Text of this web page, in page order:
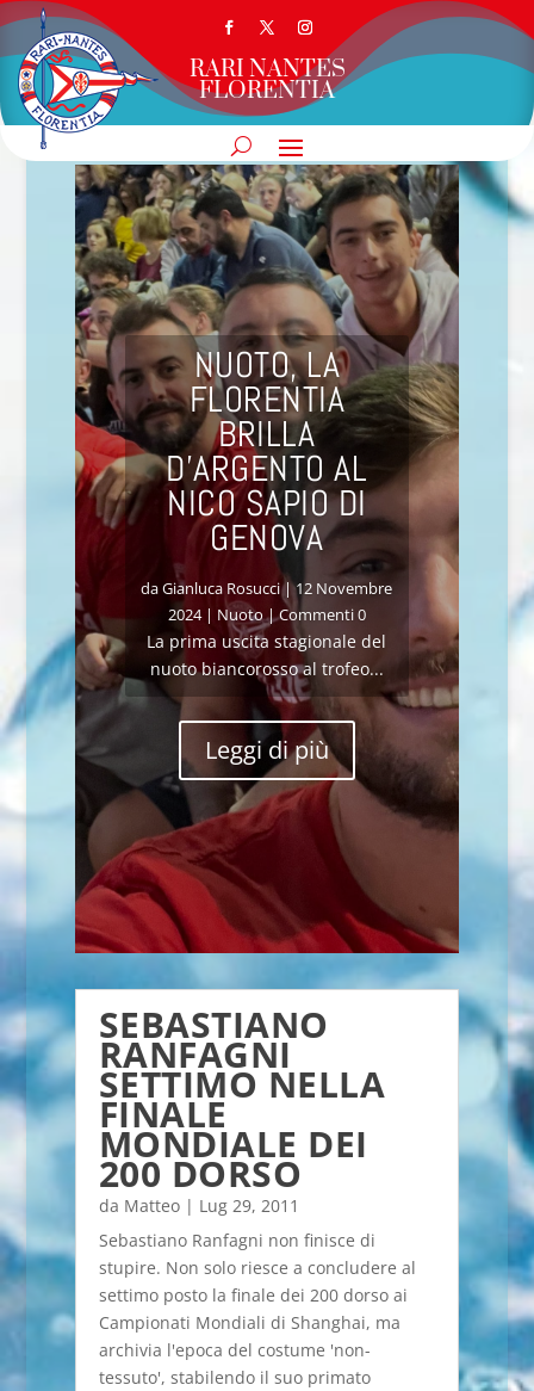
RARI NANTES
FLORENTIA
NUOTO, LA
FLORENTIA
BRILLA
D’ARGENTO AL
NICO SAPIO DI
GENOVA
daGianluca Rosucci|12 Novembre
2024| Nuoto| Commenti 0
La prima uscita stagionale del
nuoto biancorosso al trofeo...
Leggi di più
SEBASTIANO
RANFAGNI
SETTIMO NELLA
FINALE
MONDIALE DEI
200 DORSO
da Matteo| Lug 29, 2011
Sebastiano Ranfagni non finisce di
stupire. Non solo riesce a concludere al
settimo posto la finale dei 200 dorso ai
Campionati Mondiali di Shanghai, ma
archivia l'epoca del costume 'non-
tessuto', stabilendo il suo primato